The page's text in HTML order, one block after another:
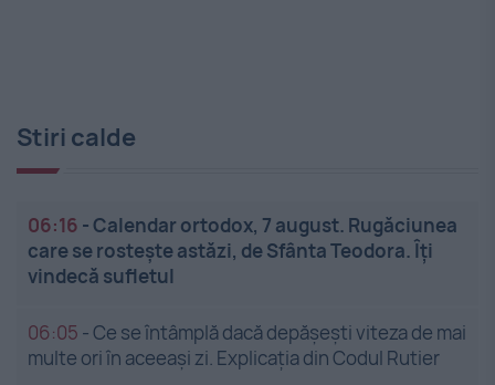
Stiri calde
06:16 -Calendar ortodox, 7 august. Rugăciunea
care se rostește astăzi, de Sfânta Teodora. Îți
vindecă sufletul
06:05 -Ce se întâmplă dacă depășești viteza de mai
multe ori în aceeași zi. Explicația din Codul Rutier